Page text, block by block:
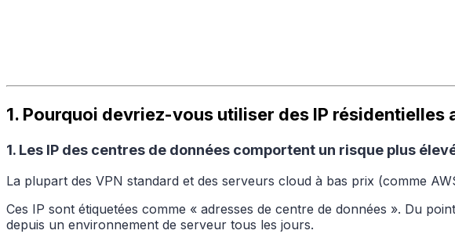
1. Pourquoi devriez-vous utiliser des IP
1. Les IP des centres de données comportent un risque plus
La plupart des VPN standard et des serveurs cloud à bas prix (comme
Ces IP sont étiquetées comme « adresses de centre de données ». Du
depuis un environnement de serveur tous les jours.